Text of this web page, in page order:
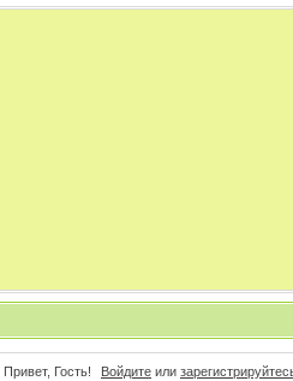
Привет, Гость! Войдите или